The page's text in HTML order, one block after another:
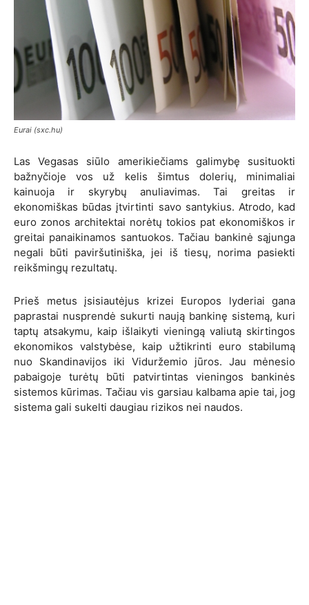
Eurai (sxc.hu)
Las Vegasas siūlo amerikiečiams galimybę susituokti
bažnyčioje vos už kelis šimtus dolerių, minimaliai
kainuoja ir skyrybų anuliavimas. Tai greitas ir
ekonomiškas būdas įtvirtinti savo santykius. Atrodo, kad
euro zonos architektai norėtų tokios pat ekonomiškos ir
greitai panaikinamos santuokos. Tačiau bankinė sąjunga
negali būti paviršutiniška, jei iš tiesų, norima pasiekti
reikšmingų rezultatų.
Prieš metus įsisiautėjus krizei Europos lyderiai gana
paprastai nusprendė sukurti naują bankinę sistemą, kuri
taptų atsakymu, kaip išlaikyti vieningą valiutą skirtingos
ekonomikos valstybėse, kaip užtikrinti euro stabilumą
nuo Skandinavijos iki Viduržemio jūros. Jau mėnesio
pabaigoje turėtų būti patvirtintas vieningos bankinės
sistemos kūrimas. Tačiau vis garsiau kalbama apie tai, jog
sistema gali sukelti daugiau rizikos nei naudos.